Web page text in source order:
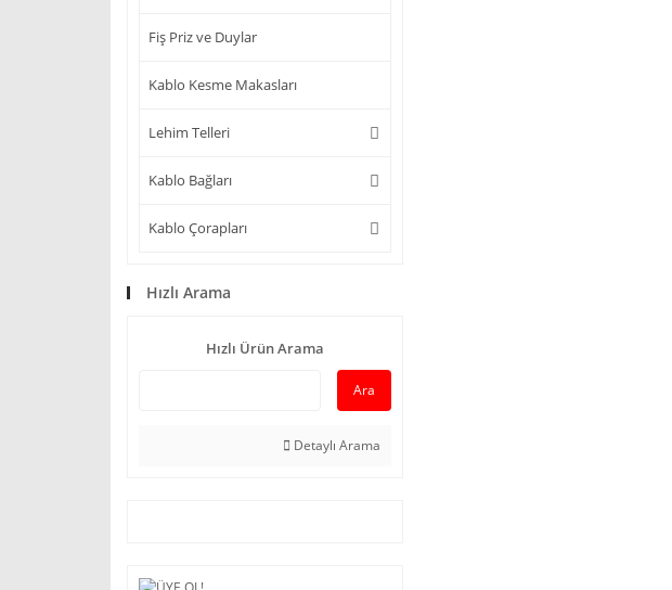
Fiş Priz ve Duylar
Kablo Kesme Makasları
Lehim Telleri
Kablo Bağları
Kablo Çorapları
Hızlı Arama
Hızlı Ürün Arama
Ara
Detaylı Arama